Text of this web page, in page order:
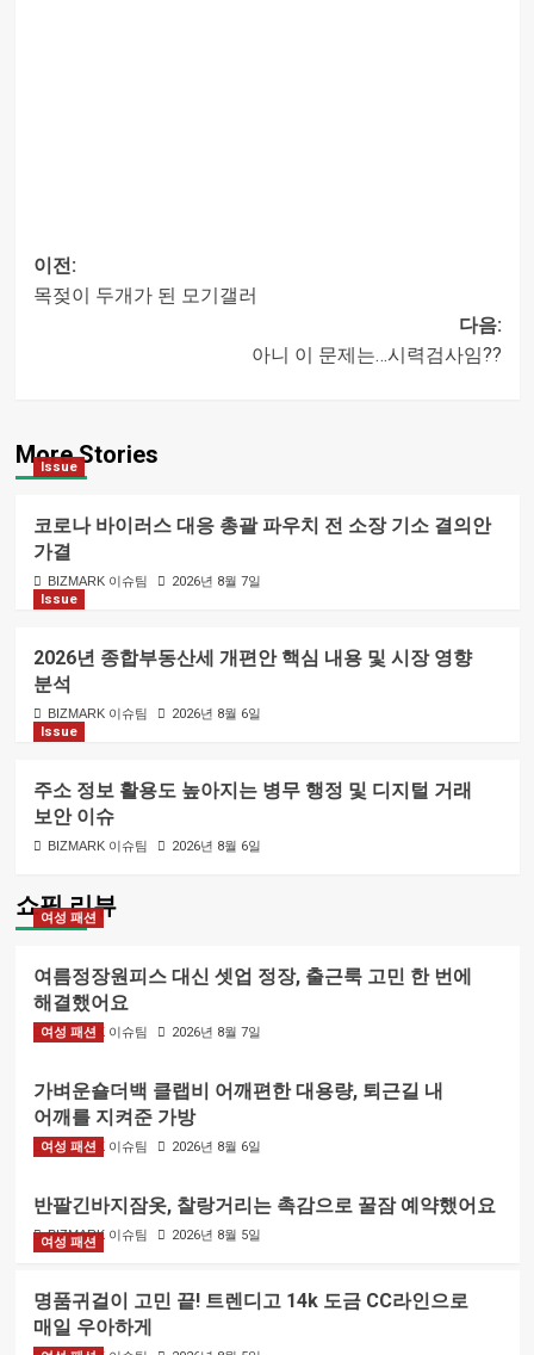
이전:
목젖이 두개가 된 모기갤러
다음:
아니 이 문제는…시력검사임??
More Stories
Issue
코로나 바이러스 대응 총괄 파우치 전 소장 기소 결의안
가결
BIZMARK 이슈팀
2026년 8월 7일
Issue
2026년 종합부동산세 개편안 핵심 내용 및 시장 영향
분석
BIZMARK 이슈팀
2026년 8월 6일
Issue
주소 정보 활용도 높아지는 병무 행정 및 디지털 거래
보안 이슈
BIZMARK 이슈팀 2026년 8월 6일
쇼핑 리뷰
여성 패션
여름정장원피스 대신 셋업 정장, 출근룩 고민 한 번에
해결했어요
BIZMARK 이슈팀 2026년 8월 7일
여성 패션
가벼운숄더백 클랩비 어깨편한 대용량, 퇴근길 내
어깨를 지켜준 가방
BIZMARK 이슈팀 2026년 8월 6일
여성 패션
반팔긴바지잠옷, 찰랑거리는 촉감으로 꿀잠 예약했어요
BIZMARK 이슈팀 2026년 8월 5일
여성 패션
명품귀걸이 고민 끝! 트렌디고 14k 도금 CC라인으로
매일 우아하게